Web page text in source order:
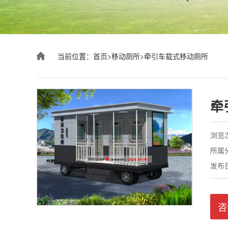
当前位置： 首页>移动厕所>牵引车载式移动厕所
牵
浏览
所属
发布